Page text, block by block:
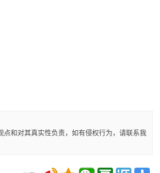
和对其真实性负责，如有侵权行为，请联系我